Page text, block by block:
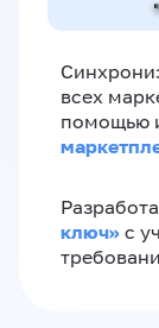
всех
помощью
ключ»‎ с